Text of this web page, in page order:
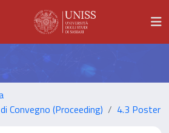
Convegno (Proceeding)
4.3 Poster